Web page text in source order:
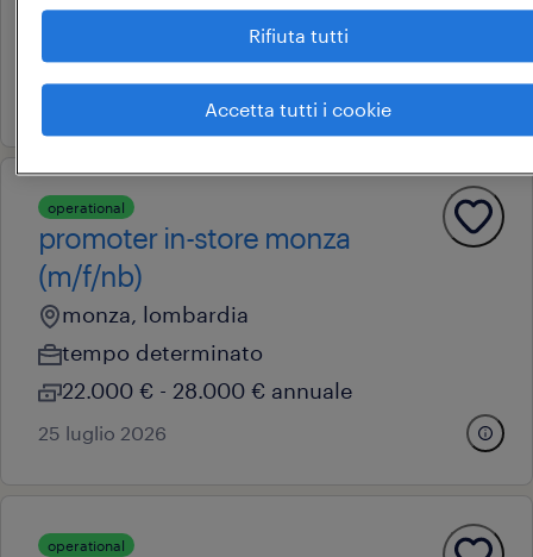
tempo determinato
4 agosto 2026
operational
promoter in-store monza
(m/f/nb)
monza, lombardia
tempo determinato
22.000 € - 28.000 € annuale
25 luglio 2026
operational
Rifiuta tutti
Accetta tutti i cookie